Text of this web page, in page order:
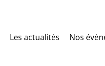
Les actualités Nos